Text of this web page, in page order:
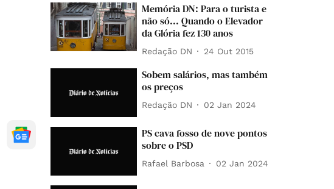
Memória DN: Para o turista e
não só... Quando o Elevador
da Glória fez 130 anos
Redação DN 24 Out 2015
Sobem salários, mas também
os preços
Redação DN 02 Jan 2024
PS cava fosso de nove pontos
sobre o PSD
Rafael Barbosa 02 Jan 2024